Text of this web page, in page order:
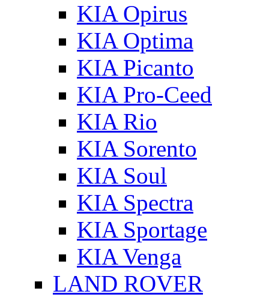
KIA Opirus
KIA Optima
KIA Picanto
KIA Pro-Ceed
KIA Rio
KIA Sorento
KIA Soul
KIA Spectra
KIA Sportage
KIA Venga
LAND ROVER